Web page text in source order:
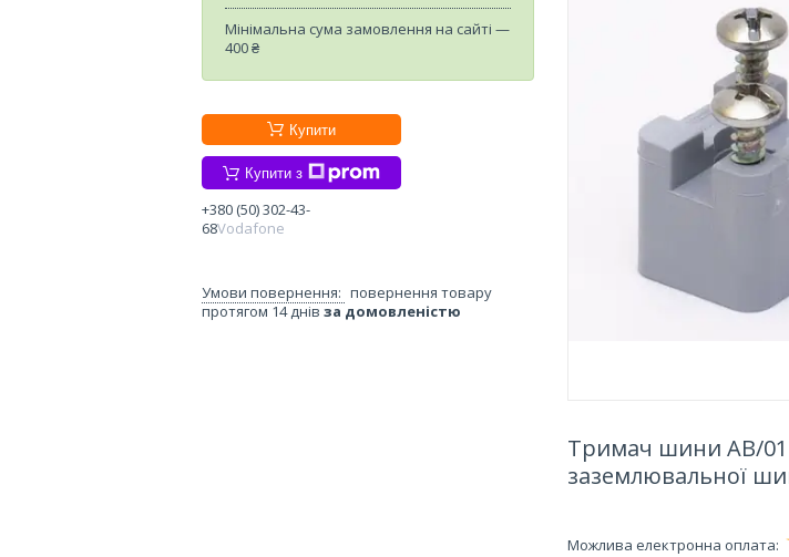
Тримач шини AB/01
заземлювальної
Мінімальна сума замовлення на сайті —
400 ₴
Купити
Купити з
+380 (50) 302-43-
68Vodafone
повернення товару
протягом 14 днів за домовленістю